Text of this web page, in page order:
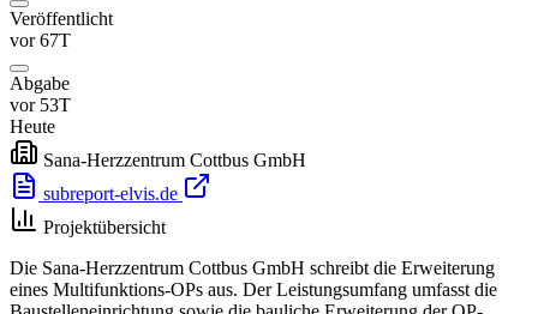
Veröffentlicht
vor 67T
Abgabe
vor 53T
Heute
Sana-Herzzentrum Cottbus GmbH
subreport-elvis.de
Projektübersicht
Die Sana-Herzzentrum Cottbus GmbH schreibt die Erweiterung
eines Multifunktions-OPs aus. Der Leistungsumfang umfasst die